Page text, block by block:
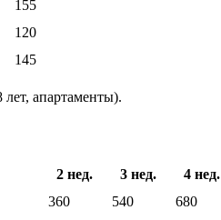
155
120
145
апартаменты).
2 нед. 3 нед. 4 нед.
360 540 680